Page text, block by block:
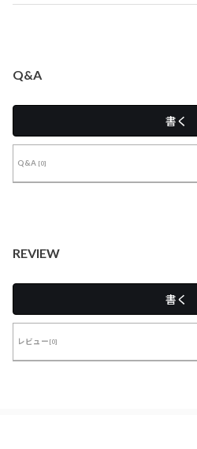
Q&A
書く
Q&A [0]
REVIEW
書く
レビュー [0]